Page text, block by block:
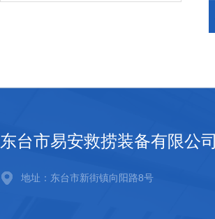
东台市易安救捞装备有限公司
地址：东台市新街镇向阳路8号